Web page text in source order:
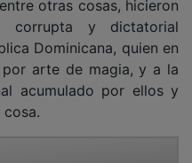
Dominicana, quien en
arte de magia, y a la
acumulado por ellos y
esto es que haya gente